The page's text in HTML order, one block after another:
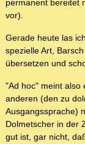
permanent bereitet
vor).
Gerade heute las
spezielle Art,
übersetzen und
"Ad hoc" meint also
anderen (den zu
Ausgangssprache)
Dolmetscher in der
gut ist, gar nicht,